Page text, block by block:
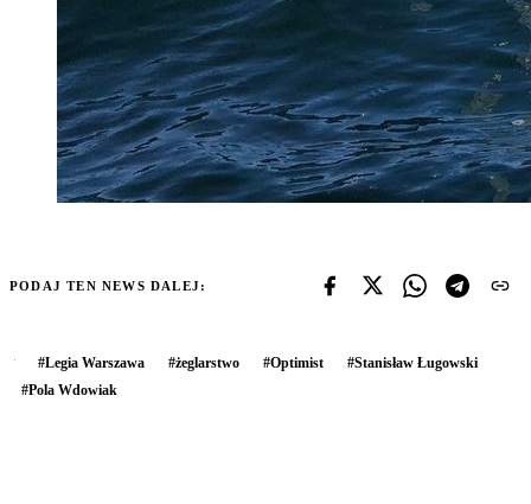
PODAJ TEN NEWS DALEJ:
#Legia Warszawa #żeglarstwo #Optimist #Stanisław Ługowski
#Pola Wdowiak